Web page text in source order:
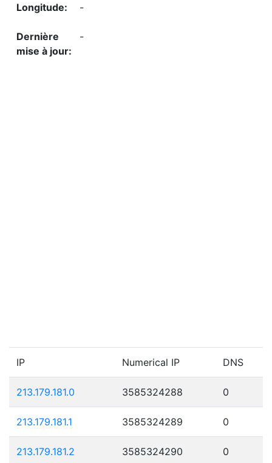
-
-
IP Numerical IP DNS
213.179.181.0 3585324288 0
213.179.181.1 3585324289 0
213.179.181.2 3585324290 0